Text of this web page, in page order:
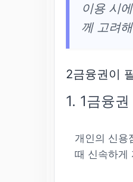
이용 시
께 고려
2금융권이
1. 1금융
개인의 신용
때 신속하게